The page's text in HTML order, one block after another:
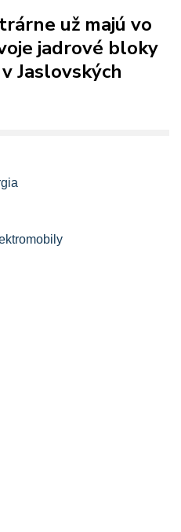
už majú vo
jadrové bloky
Jaslovských